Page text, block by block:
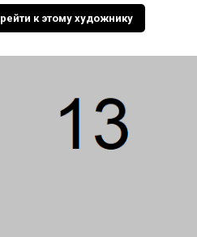
к этому художнику